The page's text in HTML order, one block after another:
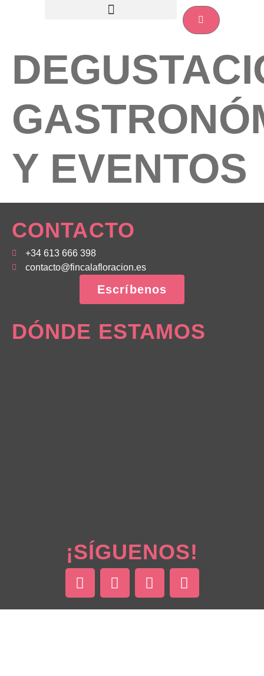
Y EVENTOS
CONTACTO
+34 613 666 398
contacto@fincalafloracion.es
Escríbenos
DÓNDE ESTAMOS
¡SÍGUENOS!